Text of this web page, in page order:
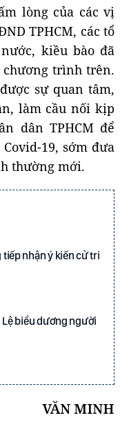
lòng của các vị
TPHCM, các tổ
kiều bào đã
chương trình trên.
sự quan tâm,
làm cầu nối kịp
dân TPHCM để
19, sớm đưa
thường mới.
nhận ý kiến cử tri
Lệ biểu dương người
VĂN MINH